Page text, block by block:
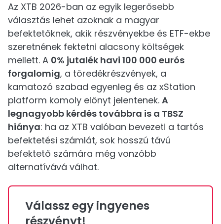
Az XTB 2026-ban az egyik legerősebb
választás lehet azoknak a magyar
befektetőknek, akik részvényekbe és ETF-ekbe
szeretnének fektetni alacsony költségek
mellett. A 0% jutalék havi 100 000 eurós
forgalomig, a töredékrészvények, a
kamatozó szabad egyenleg és az xStation
platform komoly előnyt jelentenek. A
legnagyobb kérdés továbbra is a TBSZ
hiánya: ha az XTB valóban bevezeti a tartós
befektetési számlát, sok hosszú távú
befektető számára még vonzóbb
alternatívává válhat.
Válassz egy ingyenes